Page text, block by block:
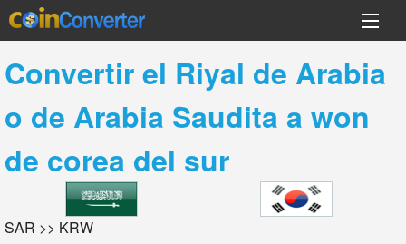
Convertir el Riyal de Arabia
o de Arabia Saudita a won
de corea del sur
SAR >> KRW